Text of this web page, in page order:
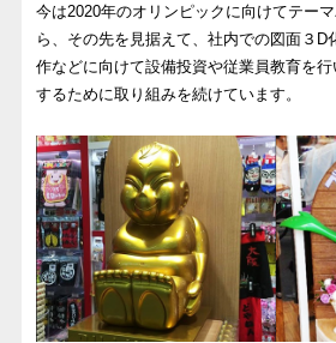
今は2020年のオリンピックに向けてテー
ら、その先を見据えて、社内での図面３D
作などに向けて設備投資や従業員教育を
するために取り組みを続けています。